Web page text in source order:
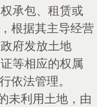
承包、租赁或
根据其主导经营
府发放土地
等相应的权属
依法管理。
未利用土地，由